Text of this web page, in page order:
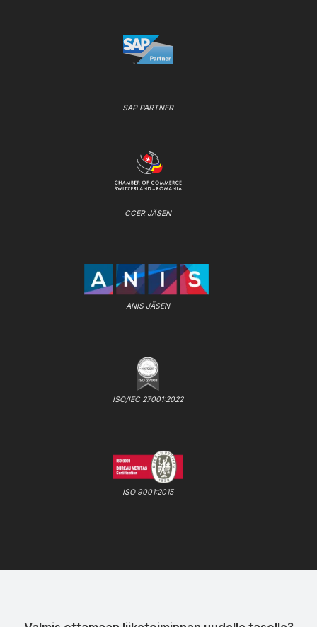
SAP PARTNER
CCER JÄSEN
ANIS JÄSEN
ISO/IEC 27001:2022
ISO 9001:2015